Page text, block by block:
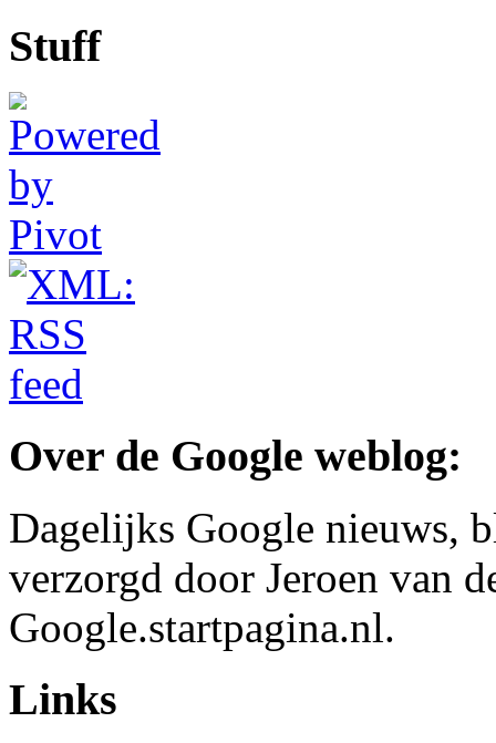
Stuff
Over de Google weblog:
Dagelijks Google nieuws,
verzorgd door Jeroen van
Google.startpagina.nl.
Links